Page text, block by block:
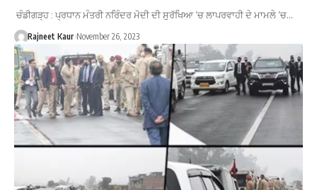
ਚੰਡੀਗੜ੍ਹ : ਪ੍ਰਧਾਨ ਮੰਤਰੀ ਨਰਿੰਦਰ ਮੋਦੀ ਦੀ ਸੁਰੱਖਿਆ ’ਚ ਲਾਪਰਵਾਹੀ ਦੇ ਮਾਮਲੇ ’ਚ…
Rajneet Kaur November 26, 2023